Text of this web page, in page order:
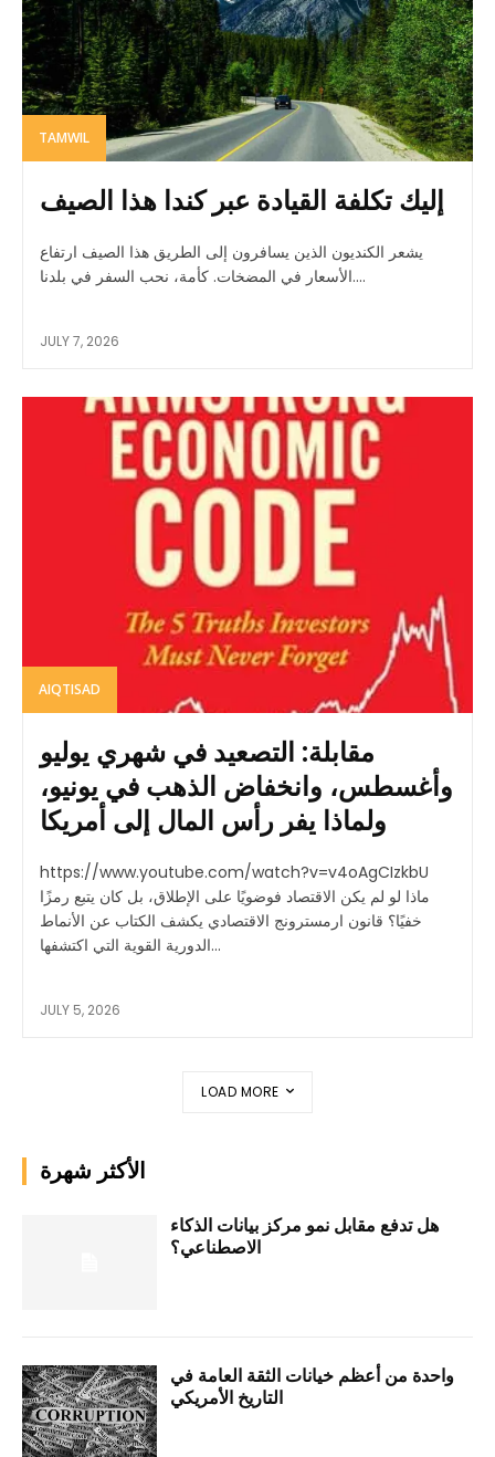
TAMWIL
إليك تكلفة القيادة عبر كندا هذا الصيف
يشعر الكنديون الذين يسافرون إلى الطريق هذا الصيف ارتفاع
الأسعار في المضخات. كأمة، نحب السفر في بلدنا....
JULY 7, 2026
AIQTISAD
مقابلة: التصعيد في شهري يوليو
وأغسطس، وانخفاض الذهب في يونيو،
ولماذا يفر رأس المال إلى أمريكا
https://www.youtube.com/watch?v=v4oAgCIzkbU
ماذا لو لم يكن الاقتصاد فوضويًا على الإطلاق، بل كان يتبع رمزًا
خفيًا؟ قانون ارمسترونج الاقتصادي يكشف الكتاب عن الأنماط
الدورية القوية التي اكتشفها...
JULY 5, 2026
LOAD MORE
الأكثر شهرة
هل تدفع مقابل نمو مركز بيانات الذكاء
الاصطناعي؟
واحدة من أعظم خيانات الثقة العامة في
التاريخ الأمريكي